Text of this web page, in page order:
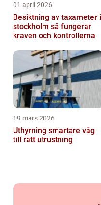
01 april 2026
Besiktning av taxameter i
stockholm så fungerar
kraven och kontrollerna
19 mars 2026
Uthyrning smartare väg
till rätt utrustning